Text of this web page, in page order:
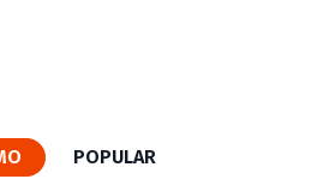
POPULAR